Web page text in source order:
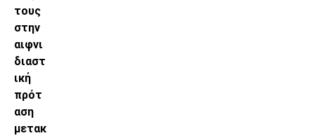
τους
στην
αιφνι
διαστ
ική
πρότ
αση
μετακ